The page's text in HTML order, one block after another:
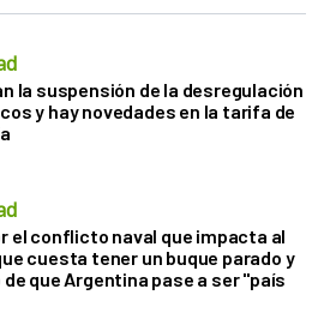
la suspensión de la desregulación
y hay novedades en la tarifa de
el conflicto naval que impacta al
cuesta tener un buque parado y
de que Argentina pase a ser "país